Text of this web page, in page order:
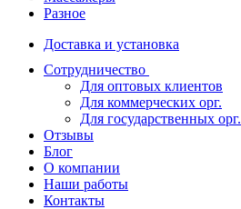
Разное
Доставка и установка
Сотрудничество
Для оптовых клиентов
Для коммерческих орг.
Для государственных орг.
Отзывы
Блог
О компании
Наши работы
Контакты